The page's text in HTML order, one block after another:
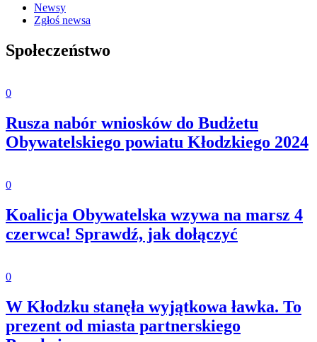
Newsy
Zgłoś newsa
Społeczeństwo
0
Rusza nabór wniosków do Budżetu
Obywatelskiego powiatu Kłodzkiego 2024
0
Koalicja Obywatelska wzywa na marsz 4
czerwca! Sprawdź, jak dołączyć
0
W Kłodzku stanęła wyjątkowa ławka. To
prezent od miasta partnerskiego